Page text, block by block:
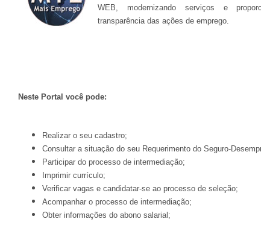
WEB, modernizando serviços e
transparência das ações de emprego.
Neste Portal você pode:
Realizar o seu cadastro;
Consultar a situação do seu Requerimento do Seguro-
Participar do processo de intermediação;
Imprimir currículo;
Verificar vagas e candidatar-se ao processo de seleção;
Acompanhar o processo de intermediação;
Obter informações do abono salarial;